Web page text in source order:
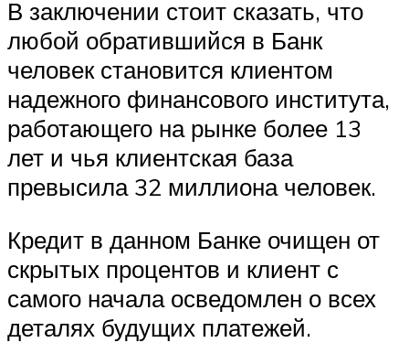
В заключении стоит сказать, что
любой обратившийся в Банк
человек становится клиентом
надежного финансового института,
работающего на рынке более 13
лет и чья клиентская база
превысила 32 миллиона человек.
Кредит в данном Банке очищен от
скрытых процентов и клиент с
самого начала осведомлен о всех
деталях будущих платежей.